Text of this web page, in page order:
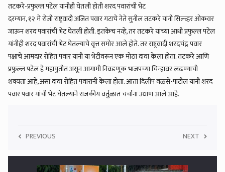
तटकरे-प्रफुल्ल पटेल यांनीही घेतली होती शरद पवारांची भेट
दरम्यान, १२ मे रोजी राष्ट्रवादी अजित पवार गटाचे नेते सुनील तटकरे यांनी सिल्व्हर ओकवर
जाऊन शरद पवारांची भेट घेतली होती. इतकेच नव्हे, तर तटकरे यांच्या आधी प्रफुल्ल पटेल
यांनीही शरद पवारांची भेट घेतल्याचे वृत्त समोर आले होते. तर राष्ट्रवादी शरदचंद्र पवार
पक्षाचे आमदार रोहित पवार यांनी या भेटीवरून एक मोठा दावा केला होता. तटकरे आणि
प्रफुल्ल पटेल हे महायुतीत असून आगामी निवडणूक भाजपच्या चिन्हावर लढण्याची
शक्यता आहे, असा दावा रोहित पवारांनी केला होता. आता दिलीप वळसे-पाटील यांनी शरद
पवार पवार यांची भेट घेतल्याने राजकीय वर्तुळात चर्चांना उधाण आले आहे.
PREVIOUS NEXT